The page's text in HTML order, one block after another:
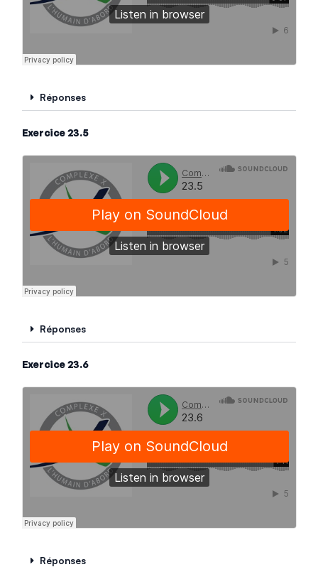
Réponses
Exercice 23.5
Réponses
Exercice 23.6
Réponses